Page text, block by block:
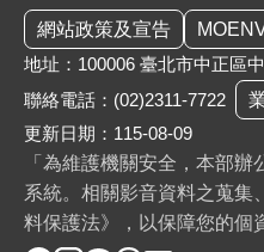
網站政策及宣告
地址：100006 臺北市中正區
聯絡電話： (02)2311-7722
更新日期：115-08-09
「為維護機關安全，本部
系統。相關影音資料之蒐集
料保護法》，以保障您的個